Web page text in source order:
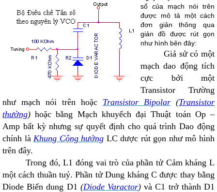
số của mạch nói trên
được mô tả một cách
đơn giản thông qua
giản đồ được rút gọn
như hình bên đây:
Giả sử có một
mạch dao động tích
cực bởi một
Transistor Trường
như mạch nói trên hoặc Transistor Bipolar (Transistor
thường) hoặc bằng Mạch khuyếch đại Thuật toán Op –
Amp bất kỳ nhưng sự quyết định cho quá trình Dao động
chính làKhung Cộng hưởng LC dược rút gọn như mô hình
trên đây.
Trong đó, L1 đóng vai trò của phần tử Cảm kháng L
một cách thuần tuý. Phần tử Dung kháng C được thay bằng
Diode Biến dung D1 (Diode Varactor) và C1 trở thành D1